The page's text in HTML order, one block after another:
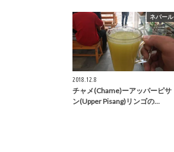
ネパール
2018.12.8
チャメ(Chame)ーアッパーピサ
ン(Upper Pisang)リンゴの…